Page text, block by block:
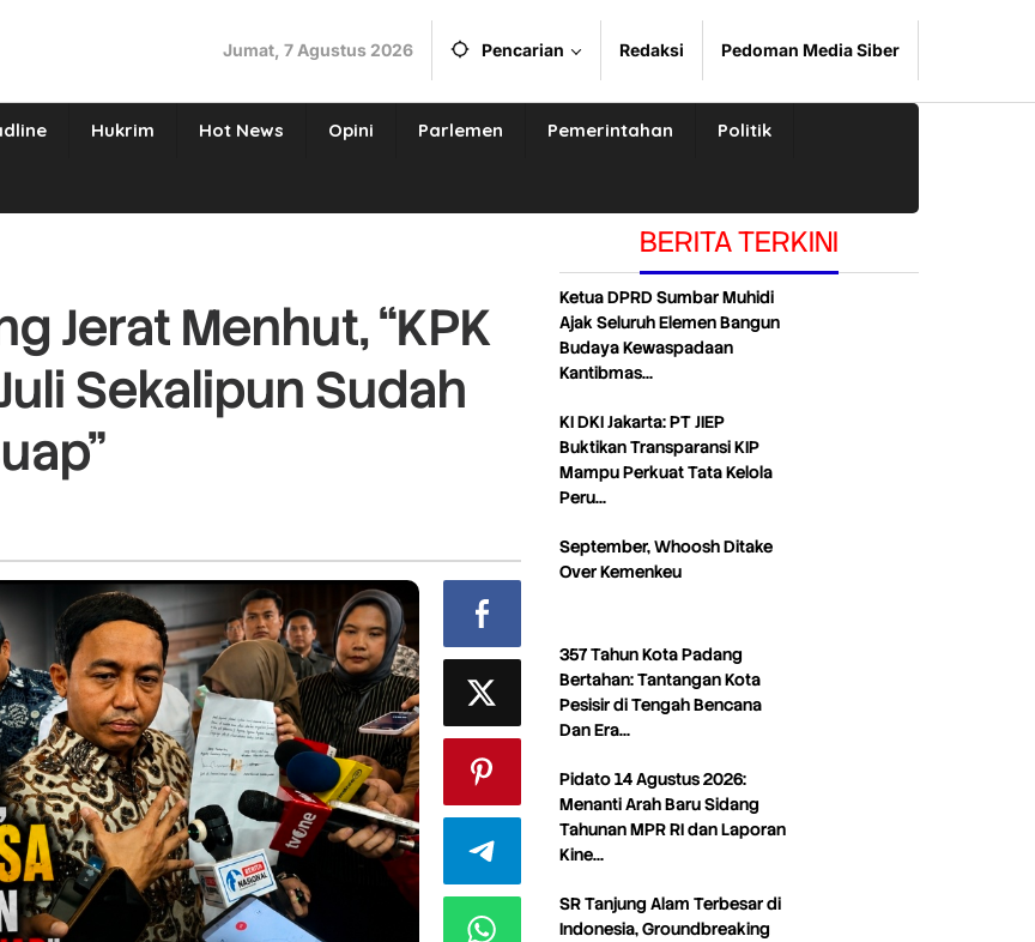
Jumat, 7 Agustus 2026 Pencarian Redaksi Pedoman Media Siber
Hukrim Hot News Opini Parlemen Pemerintahan Politik
Jerat Menhut, “KPK
Sekalipun Sudah
BERITA TERKINI
Ketua DPRD Sumbar Muhidi
Ajak Seluruh Elemen Bangun
Budaya Kewaspadaan
Kantibmas…
KI DKI Jakarta: PT JIEP
Buktikan Transparansi KIP
Mampu Perkuat Tata Kelola
Peru…
September, Whoosh Ditake
Over Kemenkeu
357 Tahun Kota Padang
Bertahan: Tantangan Kota
Pesisir di Tengah Bencana
Dan Era…
Pidato 14 Agustus 2026:
Menanti Arah Baru Sidang
Tahunan MPR RI dan Laporan
Kine…
SR Tanjung Alam Terbesar di
Indonesia, Groundbreaking